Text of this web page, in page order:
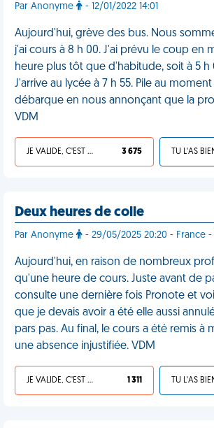
Par Anonyme - 12/01/2022 14:01
Aujourd'hui, grève des bus. Nous
j'ai cours à 8 h 00. J'ai prévu le coup en
heure plus tôt que d'habitude, soit à 5 h
J'arrive au lycée à 7 h 55. Pile au
débarque en nous annonçant que la
VDM
JE VALIDE, C'EST UNE VDM 3 675
Deux heures de colle
Par Anonyme - 29/05/2025 20:20 - France -
Aujourd'hui, en raison de nombreux
qu'une heure de cours. Juste avant de
consulte une dernière fois Pronote et
que je devais avoir a été elle aussi
pars pas. Au final, le cours a été remis à
une absence injustifiée. VDM
JE VALIDE, C'EST UNE VDM 1 311